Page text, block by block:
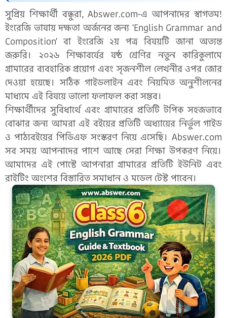
সুপ্রিয় শিক্ষার্থী বন্ধুরা, Abswer.com-এ আপনাদের স্বাগতম!
ইংরেজি ভাষায় দক্ষতা অর্জনের জন্য 'English Grammar and
Composition' বা ইংরেজি ২য় পত্র বিষয়টি জানা অত্যন্ত
জরুরি। ২০২৬ শিক্ষাবর্ষের ষষ্ঠ শ্রেণির নতুন কারিকুলামে
গ্রামারের ব্যবহারিক প্রয়োগ এবং সৃজনশীল লেখনীর ওপর জোর
দেওয়া হয়েছে। সঠিক গাইডলাইন এবং নিয়মিত অনুশীলনের
মাধ্যমে এই বিষয়ে ভালো ফলাফল করা সম্ভব।
শিক্ষার্থীদের সুবিধার্থে এবং গ্রামারের প্রতিটি টপিক সহজভাবে
বোঝার জন্য আমরা এই বইয়ের প্রতিটি অধ্যায়ের নির্ভুল গাইড
ও পাঠ্যবইয়ের পিডিএফ সংস্করণ নিয়ে এসেছি। Abswer.com
সব সময় আপনাদের পাশে আছে সেরা শিক্ষা উপকরণ নিয়ে।
আমাদের এই পোস্টে আপনারা গ্রামারের প্রতিটি ইউনিট এবং
রাইটিং অংশের বিস্তারিত সমাধান ও মডেল টেস্ট পাবেন।